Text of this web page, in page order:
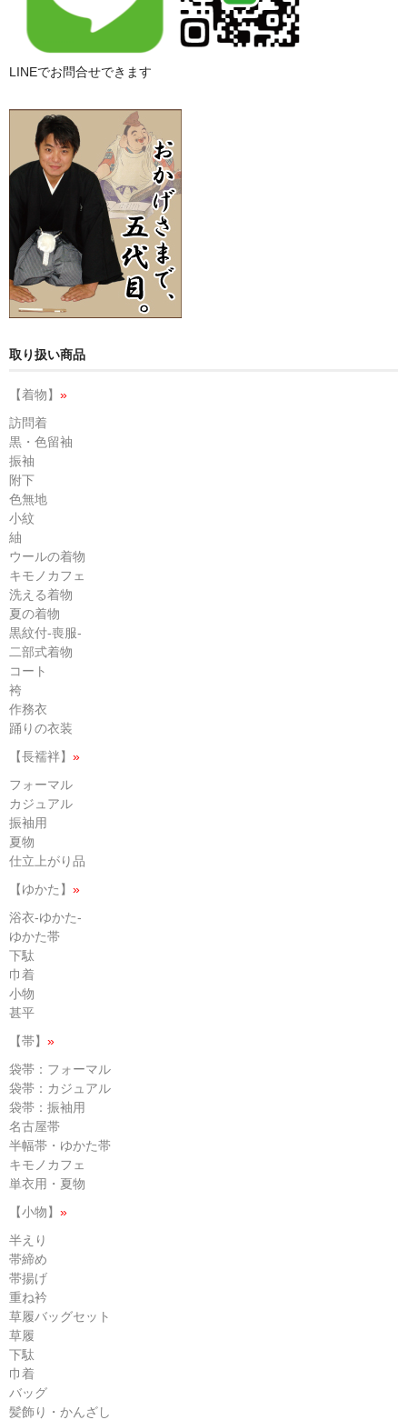
LINEでお問合せできます
取り扱い商品
【着物】 »
訪問着
黒・色留袖
振袖
附下
色無地
小紋
紬
ウールの着物
キモノカフェ
洗える着物
夏の着物
黒紋付-喪服-
二部式着物
コート
袴
作務衣
踊りの衣装
【長襦袢】 »
フォーマル
カジュアル
振袖用
夏物
仕立上がり品
【ゆかた】 »
浴衣-ゆかた-
ゆかた帯
下駄
巾着
小物
甚平
【帯】 »
袋帯：フォーマル
袋帯：カジュアル
袋帯：振袖用
名古屋帯
半幅帯・ゆかた帯
キモノカフェ
単衣用・夏物
【小物】 »
半えり
帯締め
帯揚げ
重ね衿
草履バッグセット
草履
下駄
巾着
バッグ
髪飾り・かんざし